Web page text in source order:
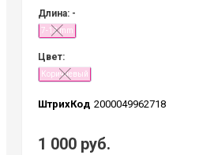
Длина: -
7-13 mm
Цвет:
Коричневый
ШтрихКод 2000049962718
1 000 руб.